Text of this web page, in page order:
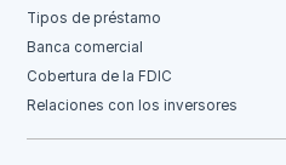
Tipos de préstamo
Banca comercial
Cobertura de la FDIC
Relaciones con los inversores